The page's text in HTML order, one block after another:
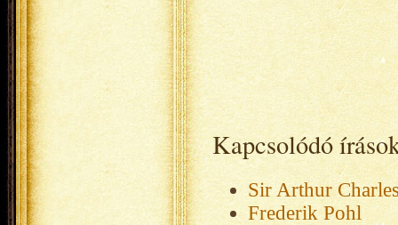
Kapcsolódó
Sir Arthur
Frederik Pohl